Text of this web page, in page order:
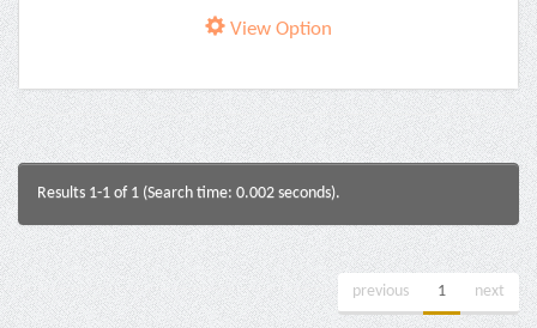
View Option
Results 1-1 of 1 (Search time: 0.002 seconds).
previous 1 next